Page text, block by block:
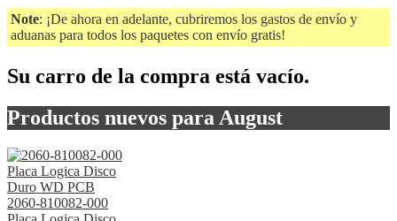
Note: ¡De ahora en adelante, cubriremos los gastos de envío y
aduanas para todos los paquetes con envío gratis!
Su carro de la compra está vacío.
Productos nuevos para August
2060-810082-000